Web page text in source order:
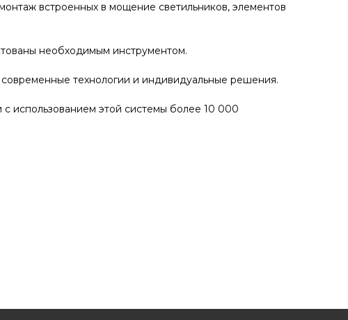
встроенных в мощение светильников, элементов
необходимым инструментом.
технологии и индивидуальные решения.
использованием этой системы более 10 000